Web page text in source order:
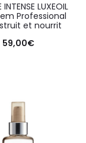
LUXEOIL
Professional
et nourrit
59,00€